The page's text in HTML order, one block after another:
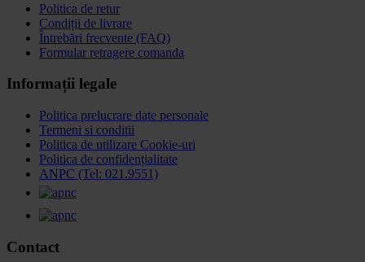
Politica de retur
Condiții de livrare
Întrebări frecvente (FAQ)
Formular retragere comanda
Informații legale
Politica prelucrare date personale
Termeni si conditii
Politica de utilizare Cookie-uri
Politica de confidențialitate
ANPC (Tel: 021.9551)
Contact